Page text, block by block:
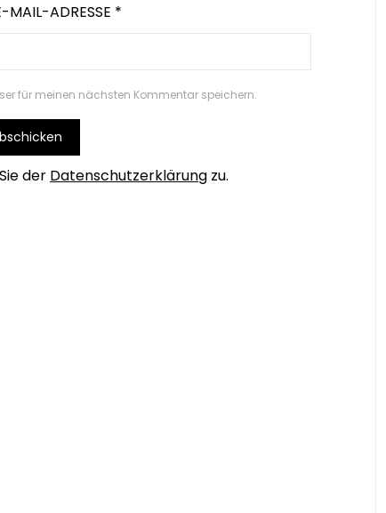
MAIL-ADRESSE *
für meinen nächsten Kommentar speichern.
der Datenschutzerklärung zu.